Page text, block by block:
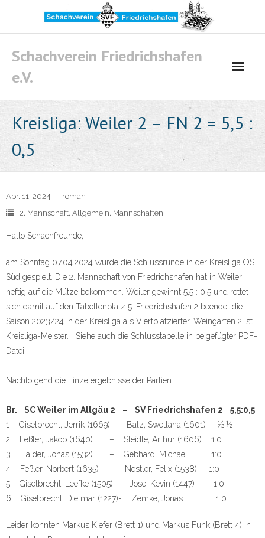
content
Schachverein Friedrichshafen
e.V.
Kreisliga: Weiler 2 – FN 2 = 5,5 :
0,5
Apr. 11, 2024
roman
2. Mannschaft, Allgemein, Mannschaften
Hallo Schachfreunde,
am Sonntag 07.04.2024 wurde die Schlussrunde in der Kreisliga OS
Süd gespielt. Die 2. Mannschaft von Friedrichshafen hat in Weiler
heftig auf die Mütze bekommen. Weiler gewinnt 5,5 : 0,5 und rettet
sich damit auf den Tabellenplatz 5. Friedrichshafen 2 beendet die
Saison 2023/24 in der Kreisliga als Viertplatzierter. Weingarten 2 ist
Kreisliga-Meister. Siehe auch die Schlusstabelle in beigefügter PDF-
Datei.
Nachfolgend die Einzelergebnisse der Partien:
Br. SC Weiler im Allgäu 2 – SV Friedrichshafen 2 5,5:0,5
1 Giselbrecht, Jerrik (1669) – Balz, Swetlana (1601) ½:½
2 Feßler, Jakob (1640) – Steidle, Arthur (1606) 1:0
3 Halder, Jonas (1532) – Gebhard, Michael 1:0
4 Feßler, Norbert (1635) – Nestler, Felix (1538) 1:0
5 Giselbrecht, Leefke (1505) – Jose, Kevin (1447) 1:0
6 Giselbrecht, Dietmar (1227)- Zemke, Jonas 1:0
Leider konnten Markus Kiefer (Brett 1) und Markus Funk (Brett 4) in